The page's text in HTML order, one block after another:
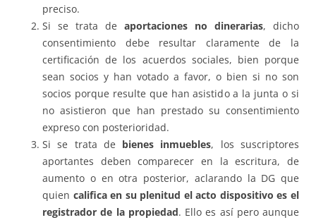
preciso.
Si se trata de aportaciones no dinerarias, dicho
consentimiento debe resultar claramente de la
certificación de los acuerdos sociales, bien porque
sean socios y han votado a favor, o bien si no son
socios porque resulte que han asistido a la junta o si
no asistieron que han prestado su consentimiento
expreso con posterioridad.
Si se trata de bienes inmuebles, los suscriptores
aportantes deben comparecer en la escritura, de
aumento o en otra posterior, aclarando la DG que
quien califica en su plenitud el acto dispositivo es el
registrador de la propiedad. Ello es así pero aunque